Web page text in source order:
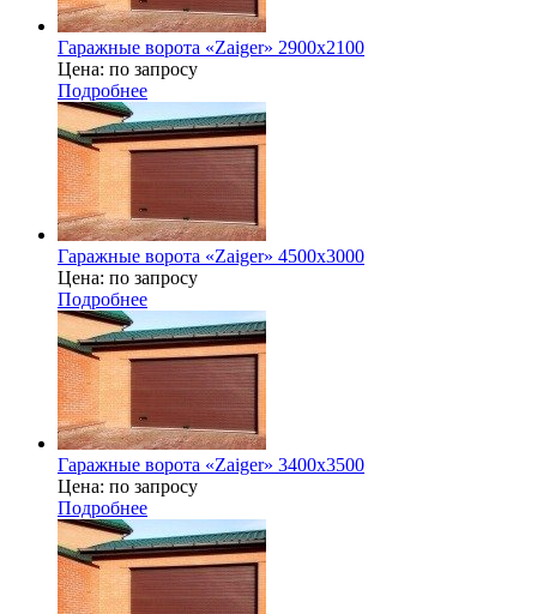
Гаражные ворота «Zaiger» 2900х2100
Цена: по запросу
Подробнее
Гаражные ворота «Zaiger» 4500x3000
Цена: по запросу
Подробнее
Гаражные ворота «Zaiger» 3400х3500
Цена: по запросу
Подробнее